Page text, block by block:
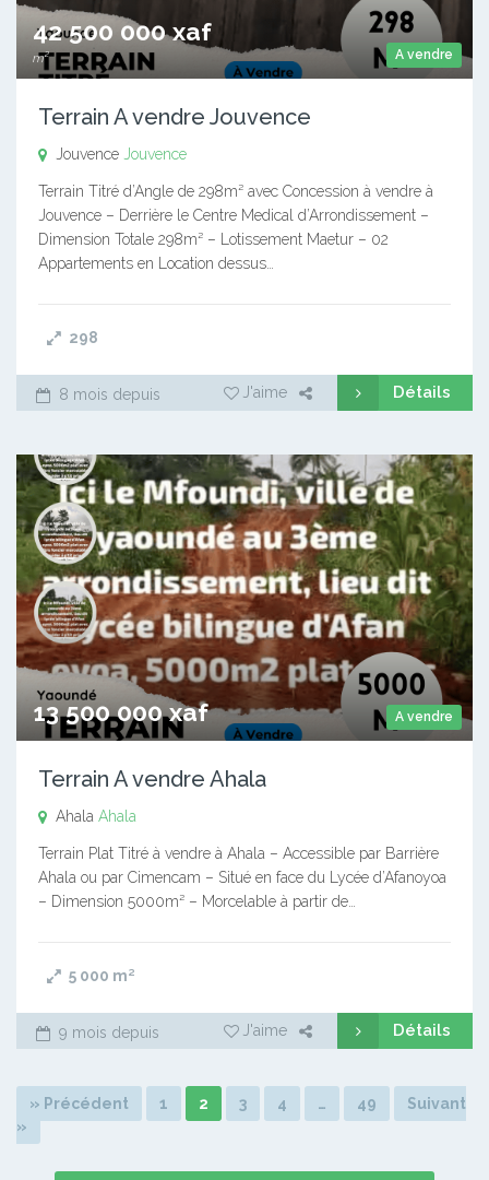
A vendre
42 500 000 xaf
m²
Terrain A vendre Jouvence
Jouvence Jouvence
Terrain Titré d’Angle de 298m² avec Concession à vendre à
Jouvence – Derrière le Centre Medical d’Arrondissement –
Dimension Totale 298m² – Lotissement Maetur – 02
Appartements en Location dessus…
298
8 mois depuis J'aime Détails
A vendre
13 500 000 xaf
Terrain A vendre Ahala
Ahala Ahala
Terrain Plat Titré à vendre à Ahala – Accessible par Barrière
Ahala ou par Cimencam – Situé en face du Lycée d’Afanoyoa
– Dimension 5000m² – Morcelable à partir de…
5 000 m²
9 mois depuis J'aime Détails
» Précédent 1 2 3 4 … 49
Suivant
»